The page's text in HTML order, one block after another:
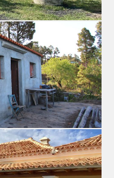
y varios edificios